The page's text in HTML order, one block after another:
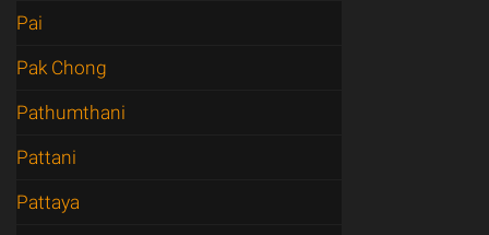
Pai
Pak Chong
Pathumthani
Pattani
Pattaya